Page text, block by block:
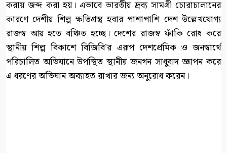
করায় জব্দ করা হয়। এভাবে ভারতীয় দ্রব্য সামগ্রী চোরাচালানের
কারণে দেশীয় শিল্প ক্ষতিগ্রস্থ হবার পাশাপাশি দেশ উল্লেখযোগ্য
রাজস্ব আয় হতে বঞ্চিত হচ্ছে। দেশের রাজস্ব ফাঁকি রোধ করে
স্থানীয় শিল্প বিকাশে বিজিবি’র এরূপ দেশপ্রেমিক ও জনস্বার্থে
পরিচালিত অভিযানে উপস্থিত স্থানীয় জনগন সাধুবাদ জ্ঞাপন করে
এ ধরণের অভিযান অব্যাহত রাখার জন্য অনুরোধ করেন।